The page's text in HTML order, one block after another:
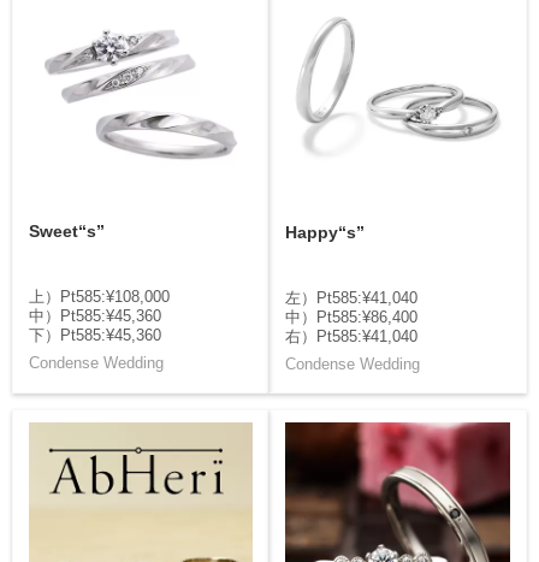
Sweet“s”
上）Pt585:¥108,000
中）Pt585:¥45,360
下）Pt585:¥45,360
Condense Wedding
Happy“s”
左）Pt585:¥41,040
中）Pt585:¥86,400
右）Pt585:¥41,040
Condense Wedding